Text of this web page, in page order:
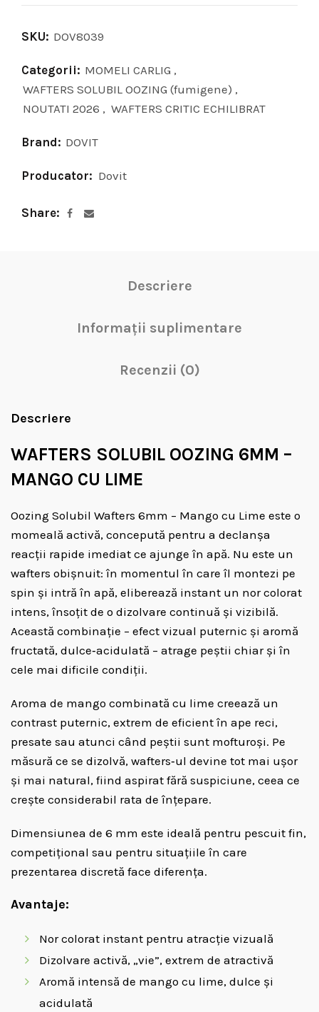
SKU: DOV8039
Categorii: MOMELI CARLIG ,
WAFTERS SOLUBIL OOZING (fumigene) ,
NOUTATI 2026 , WAFTERS CRITIC ECHILIBRAT
Brand: DOVIT
Producator: Dovit
Share
Descriere
Informații suplimentare
Recenzii (0)
Descriere
WAFTERS SOLUBIL OOZING 6MM –
MANGO CU LIME
Oozing Solubil Wafters 6mm – Mango cu Lime este o
momeală activă, concepută pentru a declanșa
reacții rapide imediat ce ajunge în apă. Nu este un
wafters obișnuit: în momentul în care îl montezi pe
spin și intră în apă, eliberează instant un nor colorat
intens, însoțit de o dizolvare continuă și vizibilă.
Această combinație – efect vizual puternic și aromă
fructată, dulce‑acidulată – atrage peștii chiar și în
cele mai dificile condiții.
Aroma de mango combinată cu lime creează un
contrast puternic, extrem de eficient în ape reci,
presate sau atunci când peștii sunt mofturoși. Pe
măsură ce se dizolvă, wafters‑ul devine tot mai ușor
și mai natural, fiind aspirat fără suspiciune, ceea ce
crește considerabil rata de înțepare.
Dimensiunea de 6 mm este ideală pentru pescuit fin,
competițional sau pentru situațiile în care
prezentarea discretă face diferența.
Avantaje:
Nor colorat instant pentru atracție vizuală
Dizolvare activă, „vie”, extrem de atractivă
Aromă intensă de mango cu lime, dulce și
acidulată